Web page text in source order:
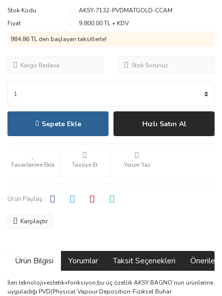
Stok Kodu
AKSY-7132-PVDMATGOLD-CCAM
Fiyat
9.800,00 TL + KDV
984,86 TL den başlayan taksitlerle!
Kargo Bedava Stok Sorunuz
Sepete Ekle Hızlı Satın Al
Tavsiye Et Yorum Yaz
Ürün Paylaş :
Karşılaştır
Ürün Bilgisi Yorumlar Taksit Seçenekleri
İleri teknoloji+estetik+fonksiyon;bu üç özellik AKSY BAGNO’nun ürünlerine
uyguladığı PVD(Physical Vapour Deposition-Fiziksel Buhar